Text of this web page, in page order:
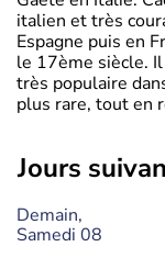
italien et très
Espagne puis en
le 17ème siècle.
très populaire
plus rare, tout en
jours
Demain,
Samedi 08